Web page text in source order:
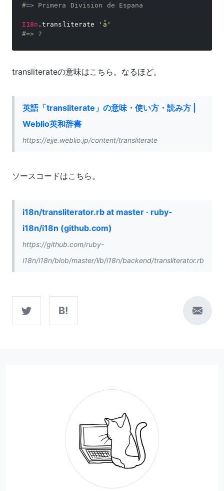
#=> Primera Division de Espana
I18n .transliterate
'ǟ'
#=> ?
transliterateの意味はこちら。なるほど。
英語「transliterate」の意味・使い方・読み方 |
Weblio英和辞書
https://ejje.weblio.jp/content/transliterate
ソースコードはこちら。
i18n/transliterator.rb at master · ruby-
i18n/i18n (github.com)
https://github.com/ruby-
i18n/i18n/blob/master/lib/i18n/backend/transliterator.rb
B!